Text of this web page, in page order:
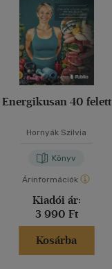
Energikusan 40 felett
Hornyák Szilvia
Könyv
Árinformációk
Kiadói ár:
3 990 Ft
Kosárba